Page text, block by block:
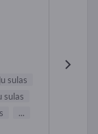
sulas
sulas
...